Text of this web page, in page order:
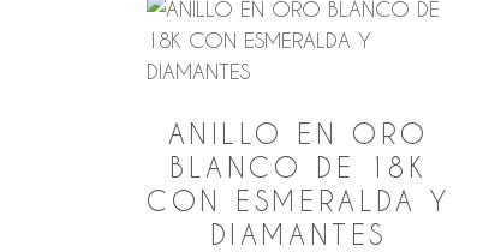
ANILLO EN ORO
BLANCO DE 18K
CON ESMERALDA Y
DIAMANTES